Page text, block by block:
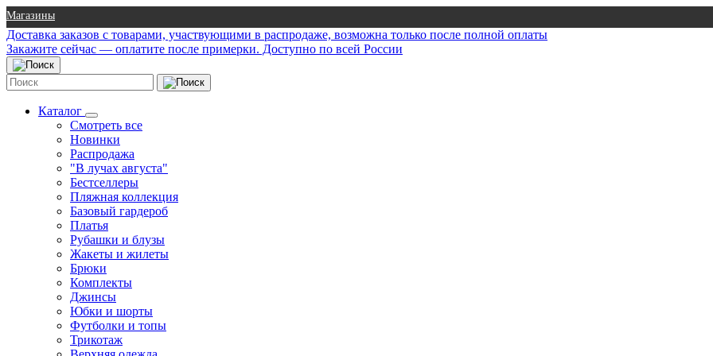
Магазины
Доставка заказов с товарами, участвующими в распродаже, возможна только после полной оплаты
Закажите сейчас — оплатите после примерки. Доступно по всей России
Каталог
Смотреть все
Новинки
Распродажа
"В лучах августа"
Бестселлеры
Пляжная коллекция
Базовый гардероб
Платья
Рубашки и блузы
Жакеты и жилеты
Брюки
Комплекты
Джинсы
Юбки и шорты
Футболки и топы
Трикотаж